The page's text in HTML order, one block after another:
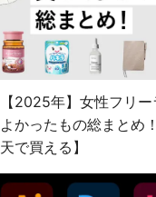
【2025年】女性フリ
よかったもの総まとめ
天で買える】